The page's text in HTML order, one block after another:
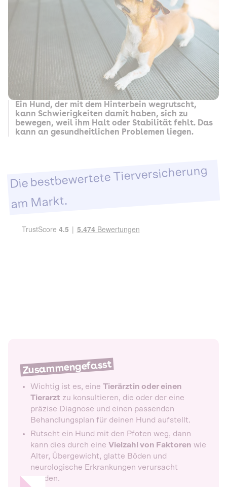
Ein Hund, der mit dem Hinterbein wegrutscht,
kann Schwierigkeiten damit haben, sich zu
bewegen, weil ihm Halt oder Stabilität fehlt. Das
kann an gesundheitlichen Problemen liegen.
Die bestbewertete Tierversicherung
am Markt.
Zusammengefasst
Wichtig ist es, eine Tierärztin oder einen
Tierarzt zu konsultieren, die oder der eine
präzise Diagnose und einen passenden
Behandlungsplan für deinen Hund aufstellt.
Rutscht ein Hund mit den Pfoten weg, dann
kann dies durch eine Vielzahl von Faktoren wie
Alter, Übergewicht, glatte Böden und
neurologische Erkrankungen verursacht
werden.